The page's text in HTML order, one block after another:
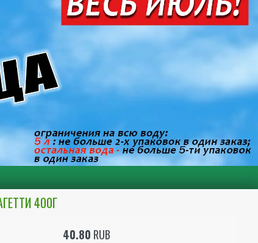
400Г
40.80 RUB